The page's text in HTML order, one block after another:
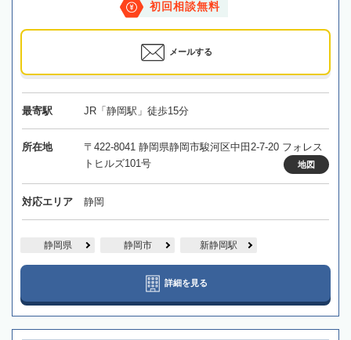
初回相談無料
メールする
最寄駅 JR「静岡駅」徒歩15分
所在地
〒422-8041 静岡県静岡市駿河区中田2-7-20 フォレス
トヒルズ101号
地図
対応エリア 静岡
静岡県 静岡市 新静岡駅
詳細を見る